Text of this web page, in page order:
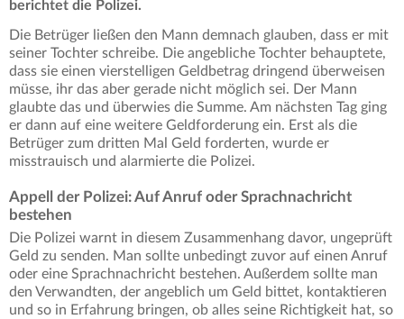
berichtet die Polizei.
Die Betrüger ließen den Mann demnach glauben, dass er mit
seiner Tochter schreibe. Die angebliche Tochter behauptete,
dass sie einen vierstelligen Geldbetrag dringend überweisen
müsse, ihr das aber gerade nicht möglich sei. Der Mann
glaubte das und überwies die Summe. Am nächsten Tag ging
er dann auf eine weitere Geldforderung ein. Erst als die
Betrüger zum dritten Mal Geld forderten, wurde er
misstrauisch und alarmierte die Polizei.
Appell der Polizei: Auf Anruf oder Sprachnachricht
bestehen
Die Polizei warnt in diesem Zusammenhang davor, ungeprüft
Geld zu senden. Man sollte unbedingt zuvor auf einen Anruf
oder eine Sprachnachricht bestehen. Außerdem sollte man
den Verwandten, der angeblich um Geld bittet, kontaktieren
und so in Erfahrung bringen, ob alles seine Richtigkeit hat, so